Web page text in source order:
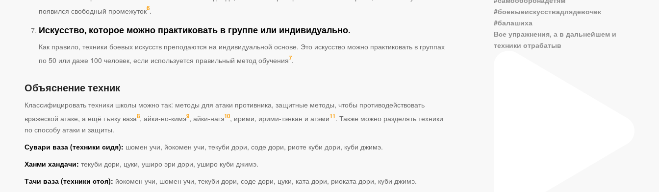
появился свободный промежуток6.
Искусство, которое можно практиковать в группе или индивидуально.
Как правило, техники боевых искусств преподаются на индивидуальной основе. Это искусство можно практиковать в группах
по 50 или даже 100 человек, если используется правильный метод обучения7.
Объяснение техник
Классифицировать техники школы можно так: методы для атаки противника, защитные методы, чтобы противодействовать
вражеской атаке, а ещё гъяку ваза8, айки-но-кимэ9, айки-нагэ10, ирими, ирими-тэнкан и атэми11. Также можно разделять техники
по способу атаки и защиты.
Сувари ваза (техники сидя): шомен учи, йокомен учи, текуби дори, соде дори, риоте куби дори, куби джимэ.
Ханми хандачи: текуби дори, цуки, уширо эри дори, уширо куби джимэ.
Тачи ваза (техники стоя): йокомен учи, шомен учи, текуби дори, соде дори, цуки, ката дори, риоката дори, куби джимэ.
Все упражнения, а в дальнейшем и
техники отрабатыв